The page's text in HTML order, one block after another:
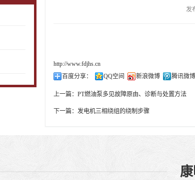
发
http://www.fdjhs.cn
百度分享：
QQ空间 新浪微博 腾讯微博
上一篇：PT燃油泵多见故障原由、诊断与处置方法
下一篇：发电机三相绕组的绕制步骤